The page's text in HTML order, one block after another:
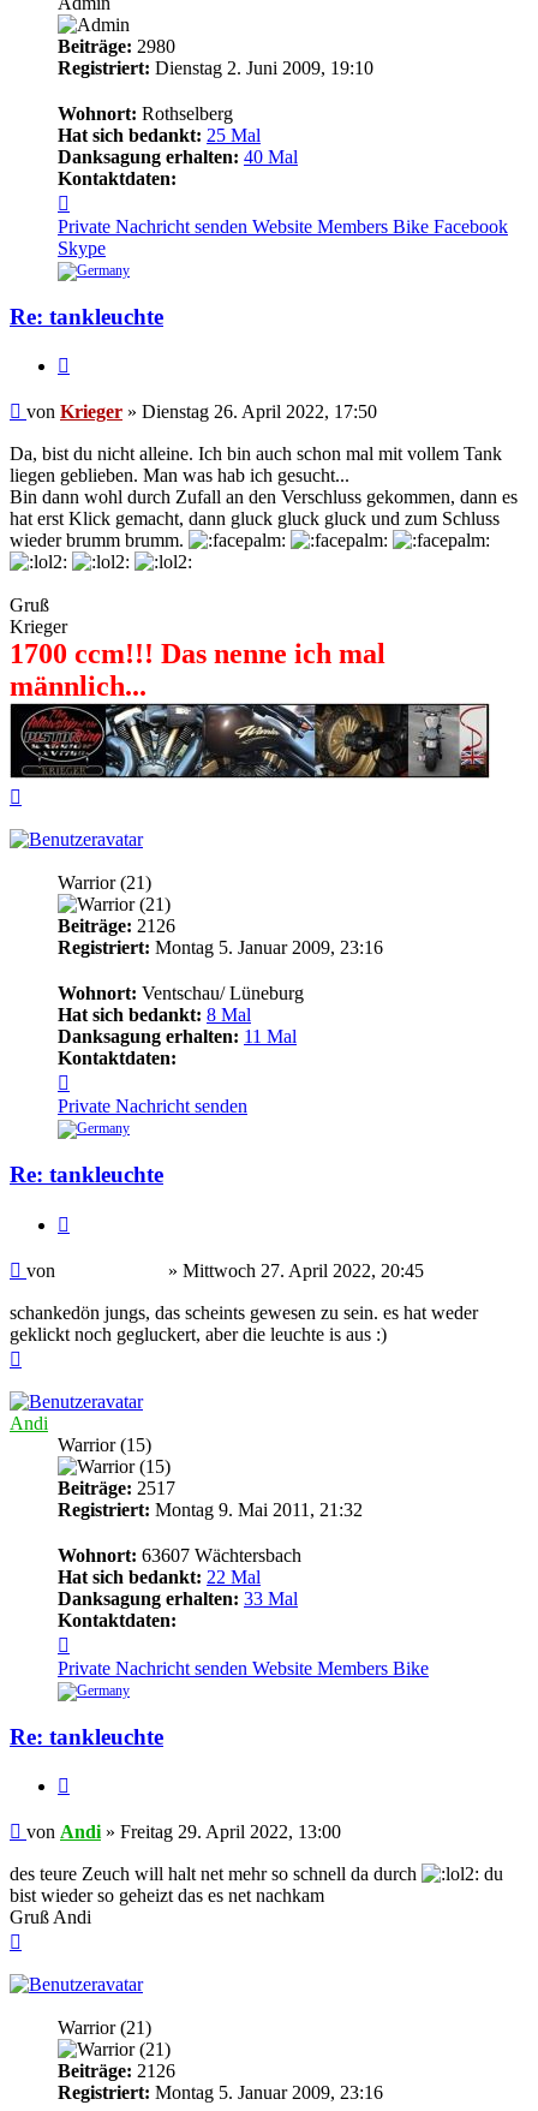
Beiträge: 2980
Registriert: Dienstag 2. Juni 2009, 19:10
Wohnort: Rothselberg
Hat sich bedankt: 25 Mal
Danksagung erhalten: 40 Mal
Kontaktdaten:
von
Krieger
Private Nachricht senden Website Members Bike Facebook
Skype
Re: tankleuchte
Beitrag
von Krieger » Dienstag 26. April 2022, 17:50
Da, bist du nicht alleine. Ich bin auch schon mal mit vollem Tank
liegen geblieben. Man was hab ich gesucht...
Bin dann wohl durch Zufall an den Verschluss gekommen, dann es
hat erst Klick gemacht, dann gluck gluck gluck und zum Schluss
wieder brumm brumm.
Gruß
Krieger
1700 ccm!!! Das nenne ich mal
männlich...
Warrior (21)
Beiträge: 2126
Registriert: Montag 5. Januar 2009, 23:16
Wohnort: Ventschau/ Lüneburg
Hat sich bedankt: 8 Mal
Danksagung erhalten: 11 Mal
Kontaktdaten:
von
rennschwein
Private Nachricht senden
Re: tankleuchte
Beitrag
von » Mittwoch 27. April 2022, 20:45
schankedön jungs, das scheints gewesen zu sein. es hat weder
geklickt noch gegluckert, aber die leuchte is aus :)
Andi
Warrior (15)
Beiträge: 2517
Registriert: Montag 9. Mai 2011, 21:32
Wohnort: 63607 Wächtersbach
Hat sich bedankt: 22 Mal
Danksagung erhalten: 33 Mal
Kontaktdaten:
von
Andi
Private Nachricht senden Website Members Bike
Re: tankleuchte
Beitrag
von Andi » Freitag 29. April 2022, 13:00
des teure Zeuch will halt net mehr so schnell da durch
du
bist wieder so geheizt das es net nachkam
Gruß Andi
Warrior (21)
Beiträge: 2126
Registriert: Montag 5. Januar 2009, 23:16